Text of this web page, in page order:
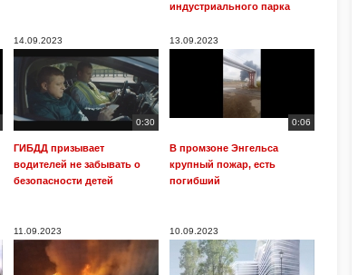
индустриального парка
14.09.2023
0:30
ГИБДД призывает
водителей не забывать о
безопасности детей
13.09.2023
0:06
В промзоне Энгельса
крупный пожар, есть
погибший
11.09.2023 10.09.2023